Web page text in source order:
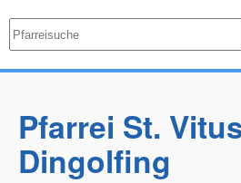
Pfarrei St.
Dingolfing